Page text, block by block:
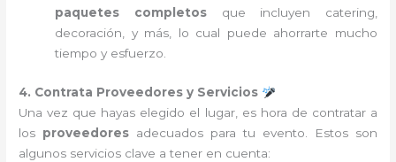
paquetes completosque incluyen catering,
decoración, y más, lo cual puede ahorrarte mucho
tiempo y esfuerzo.
4. Contrata Proveedores y Servicios
Una vez que hayas elegido el lugar, es hora de contratar a
los proveedores adecuados para tu evento. Estos son
algunos servicios clave a tener en cuenta: